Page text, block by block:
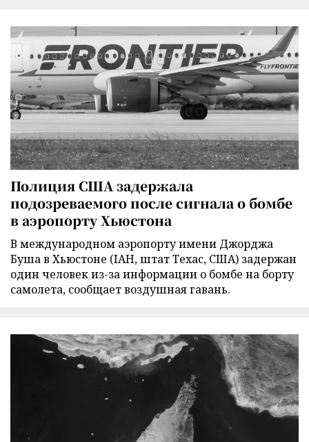
Полиция США задержала
подозреваемого после сигнала о бомбе
в аэропорту Хьюстона
В международном аэропорту имени Джорджа
Буша в Хьюстоне (IAH, штат Техас, США) задержан
один человек из-за информации о бомбе на борту
самолета, сообщает воздушная гавань.